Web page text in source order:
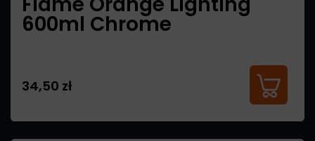
600ml Chrome
34,50 zł